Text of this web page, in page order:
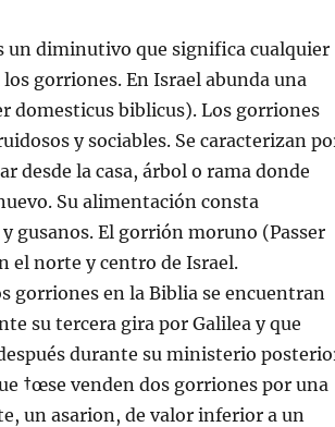
un diminutivo que significa cualquier
gorriones. En Israel abunda una
domesticus biblicus). Los gorriones
y sociables. Se caracterizan
desde la casa, árbol o rama donde
Su alimentación consta
gusanos. El gorrión moruno (Passer
el norte y centro de Israel.
gorriones en la Biblia se encuentran
su tercera gira por Galilea y que
durante su ministerio
†œse venden dos gorriones por una
un asarion, de valor inferior a un